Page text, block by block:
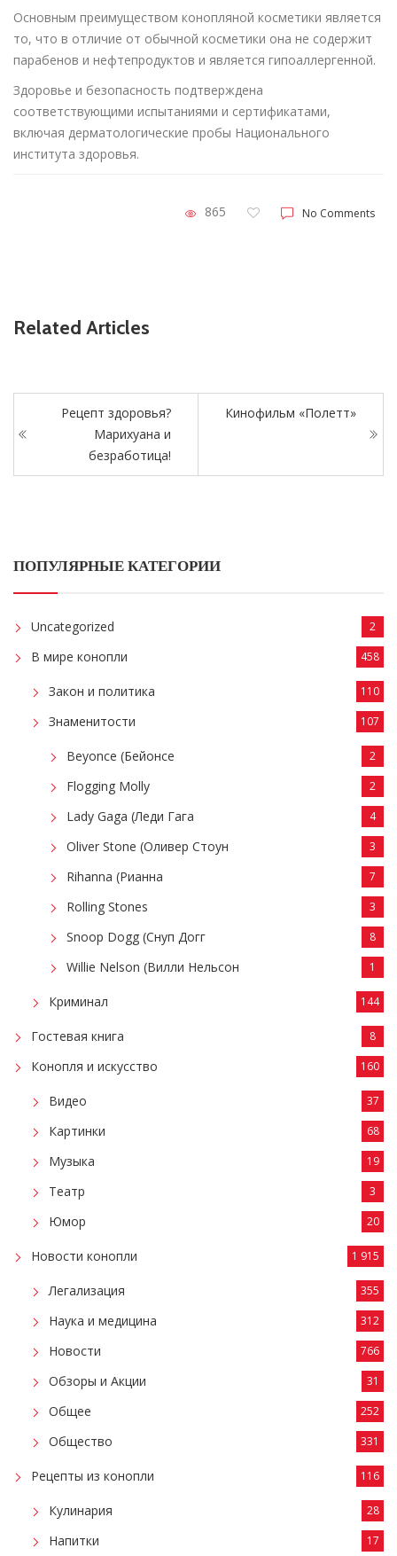
Основным преимуществом конопляной косметики является
то, что в отличие от обычной косметики она не содержит
парабенов и нефтепродуктов и является гипоаллергенной.
Здоровье и безопасность подтверждена
соответствующими испытаниями и сертификатами,
включая дерматологические пробы Национального
института здоровья.
865 No Comments
Related Articles
Рецепт здоровья?
Марихуана и
безработица!
Кинофильм «Полетт»
ПОПУЛЯРНЫЕ КАТЕГОРИИ
Uncategorized 2
В мире конопли 458
Закон и политика 110
Знаменитости 107
Beyonce (Бейонсе 2
Flogging Molly 2
Lady Gaga (Леди Гага 4
Oliver Stone (Оливер Стоун 3
Rihanna (Рианна 7
Rolling Stones 3
Snoop Dogg (Снуп Догг 8
Willie Nelson (Вилли Нельсон 1
Криминал 144
Гостевая книга 8
Конопля и искусство 160
Видео 37
Картинки 68
Музыка 19
Театр 3
Юмор 20
Новости конопли 1 915
Легализация 355
Наука и медицина 312
Новости 766
Обзоры и Акции 31
Общее 252
Общество 331
Рецепты из конопли 116
Кулинария 28
Напитки 17